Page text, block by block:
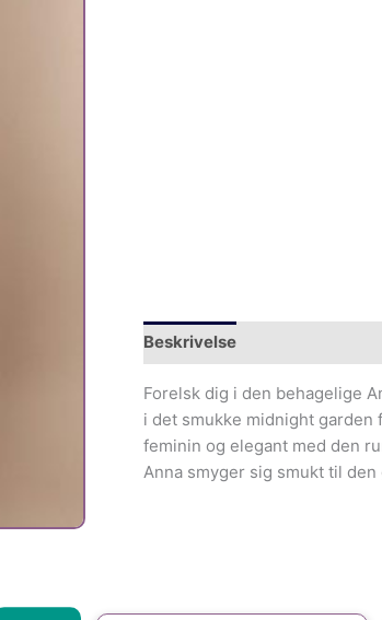
Beskrivelse
Forelsk dig i den behagelige
i det smukke midnight
feminin og elegant med den
Anna smyger sig smukt til